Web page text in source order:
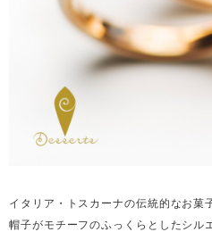
イタリア・トスカーナの伝統的なお菓
帽子がモチーフのふっくらとしたシル